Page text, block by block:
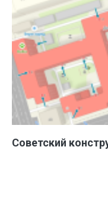
Советский